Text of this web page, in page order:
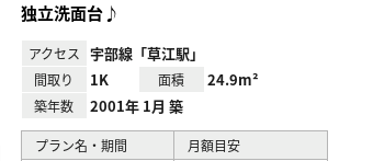
独立洗面台♪
アクセス 宇部線「草江駅」
間取り 1K 面積 24.9m²
築年数 2001年 1月 築
プラン名・期間 月額目安